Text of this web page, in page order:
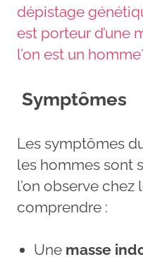
dépistage
est porteur d’une
l’on est un
Symptômes
Les symptômes
les hommes sont
l’on observe
comprendre :
Une masse